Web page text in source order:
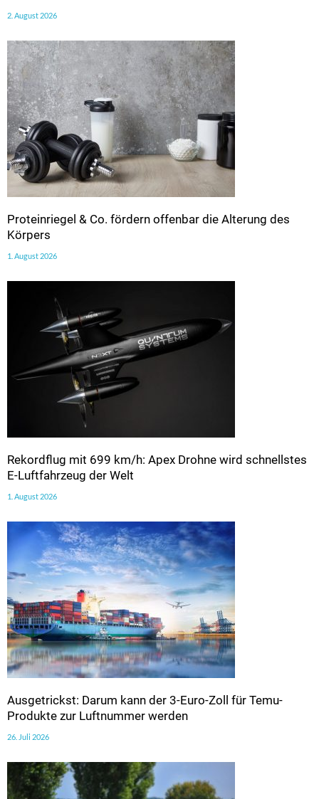
2. August 2026
Proteinriegel & Co. fördern offenbar die Alterung des
Körpers
1. August 2026
Rekordflug mit 699 km/h: Apex Drohne wird schnellstes
E-Luftfahrzeug der Welt
1. August 2026
Ausgetrickst: Darum kann der 3-Euro-Zoll für Temu-
Produkte zur Luftnummer werden
26. Juli 2026